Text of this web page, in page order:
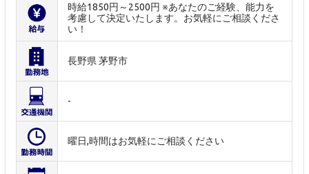
時給1850円～2500円 ※あなたのご経験、能力を
考慮して決定いたします。お気軽にご相談くださ
い！
長野県 茅野市
-
曜日,時間はお気軽にご相談ください